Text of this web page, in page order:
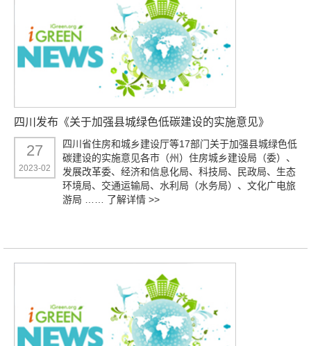
四川发布《关于加强县城绿色低碳建设的实施意见》
27
2023-02
四川省住房和城乡建设厅等17部门关于加强县城绿色低
碳建设的实施意见各市（州）住房城乡建设局（委）、
发展改革委、经济和信息化局、科技局、民政局、生态
环境局、交通运输局、水利局（水务局）、文化广电旅
游局 …… 了解详情 >>